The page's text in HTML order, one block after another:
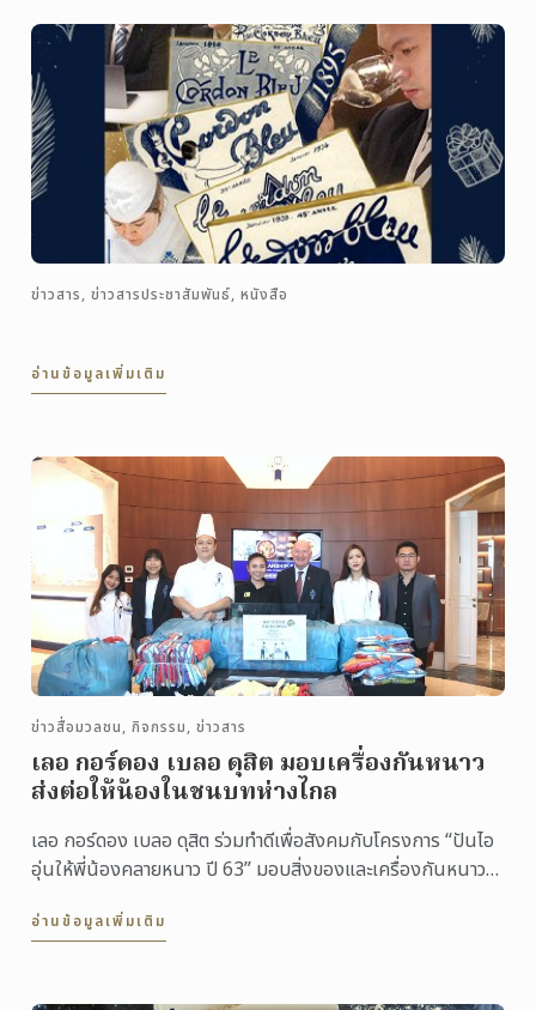
ข่าวสาร, ข่าวสารประชาสัมพันธ์, หนังสือ
อ่านข้อมูลเพิ่มเติม
ข่าวสื่อมวลชน, กิจกรรม, ข่าวสาร
เลอ กอร์ดอง เบลอ ดุสิต มอบเครื่องกันหนาว
ส่งต่อให้น้องในชนบทห่างไกล
เลอ กอร์ดอง เบลอ ดุสิต ร่วมทำดีเพื่อสังคมกับโครงการ “ปันไอ
อุ่นให้พี่น้องคลายหนาว ปี 63” มอบสิ่งของและเครื่องกันหนาวให้
อ่านข้อมูลเพิ่มเติม